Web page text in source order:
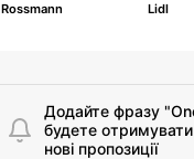
Rossmann Lidl
Додайте фразу
будете
нові пропозиції